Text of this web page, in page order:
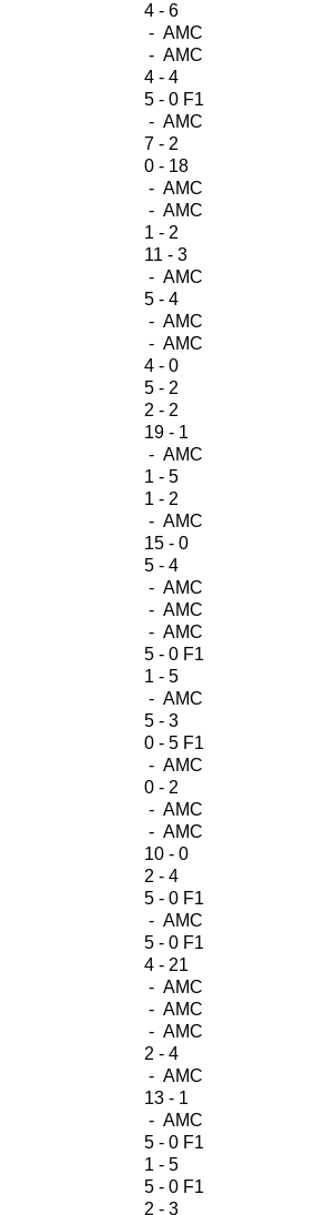
4 - 6
- AMC
- AMC
4 - 4
5 - 0 F1
- AMC
7 - 2
0 - 18
- AMC
- AMC
1 - 2
11 - 3
- AMC
5 - 4
- AMC
- AMC
4 - 0
5 - 2
2 - 2
19 - 1
- AMC
1 - 5
1 - 2
- AMC
15 - 0
5 - 4
- AMC
- AMC
- AMC
5 - 0 F1
1 - 5
- AMC
5 - 3
0 - 5 F1
- AMC
0 - 2
- AMC
- AMC
10 - 0
2 - 4
5 - 0 F1
- AMC
5 - 0 F1
4 - 21
- AMC
- AMC
- AMC
2 - 4
- AMC
13 - 1
- AMC
5 - 0 F1
1 - 5
5 - 0 F1
2 - 3